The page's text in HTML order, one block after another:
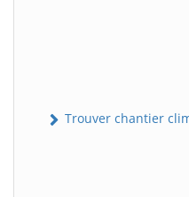
Trouver chantier